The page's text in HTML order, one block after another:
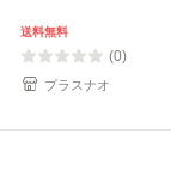
ール ビジュー キラ
キラ マジ
送料無料
(0)
プラスナオ